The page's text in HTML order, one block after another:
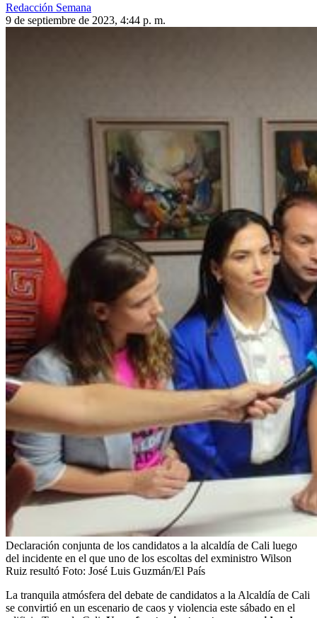
Redacción Semana
9 de septiembre de 2023, 4:44 p. m.
Declaración conjunta de los candidatos a la alcaldía de Cali luego
del incidente en el que uno de los escoltas del exministro Wilson
Ruiz resultó Foto: José Luis Guzmán/El País
La tranquila atmósfera del debate de candidatos a la Alcaldía de Cali
se convirtió en un escenario de caos y violencia este sábado en el